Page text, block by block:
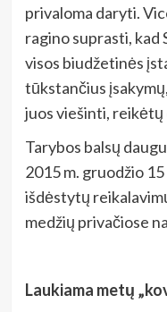
privaloma daryti.
ragino suprasti, kad
visos biudžetinės
tūkstančius
juos viešinti, reikėtų
Tarybos balsų
2015 m. gruodžio
išdėstytų
medžių privačiose
Laukiama metų